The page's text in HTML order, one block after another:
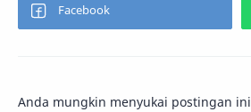
Anda mungkin menyukai postingan ini